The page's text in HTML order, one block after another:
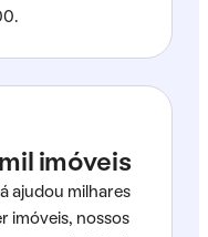
imóveis
ajudou milhares
imóveis, nossos